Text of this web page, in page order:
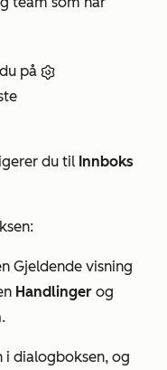
på
du til Innboks
Gjeldende visning
Handlinger og
.
i dialogboksen, og